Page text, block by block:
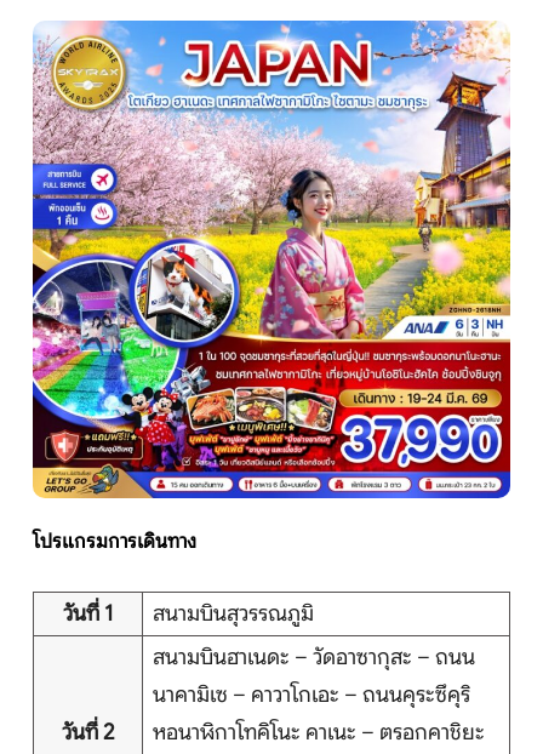
หน้าแรก
ทัวร์ต่างประเทศ
จัดกรุ๊ปต่างประเทศ
โปรไฟไหม้
ทัวร์ในประเทศ
จัดกรุ๊ปในประเทศ
เรือเจ้าพระยา
ติดต่อเรา
Search
โปรแกรมการเดินทาง
วันที่ 1 สนามบินสุวรรณภูมิ
วันที่ 2
สนามบินฮาเนดะ – วัดอาซากุสะ – ถนน
นาคามิเซ – คาวาโกเอะ – ถนนคุระซึคุริ
หอนาฬิกาโทคิโนะ คาเนะ – ตรอกคาชิยะ